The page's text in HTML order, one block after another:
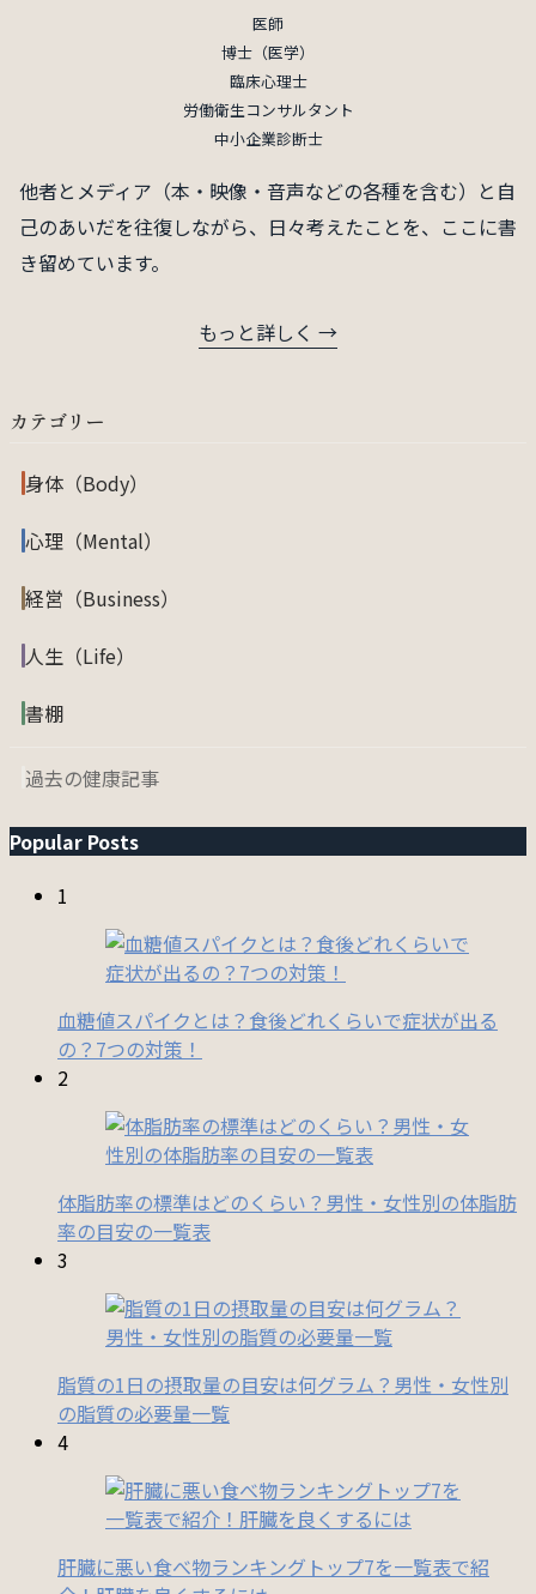
医師
博士（医学）
臨床心理士
労働衛生コンサルタント
中小企業診断士
他者とメディア（本・映像・音声などの各種を含む）と自
己のあいだを往復しながら、日々考えたことを、ここに書
き留めています。
もっと詳しく →
カテゴリー
身体（Body）
心理（Mental）
経営（Business）
人生（Life）
書棚
過去の健康記事
Popular Posts
1
血糖値スパイクとは？食後どれくらいで症状が出る
の？7つの対策！
2
体脂肪率の標準はどのくらい？男性・女性別の体脂肪
率の目安の一覧表
3
脂質の1日の摂取量の目安は何グラム？男性・女性別
の脂質の必要量一覧
4
肝臓に悪い食べ物ランキングトップ7を一覧表で紹